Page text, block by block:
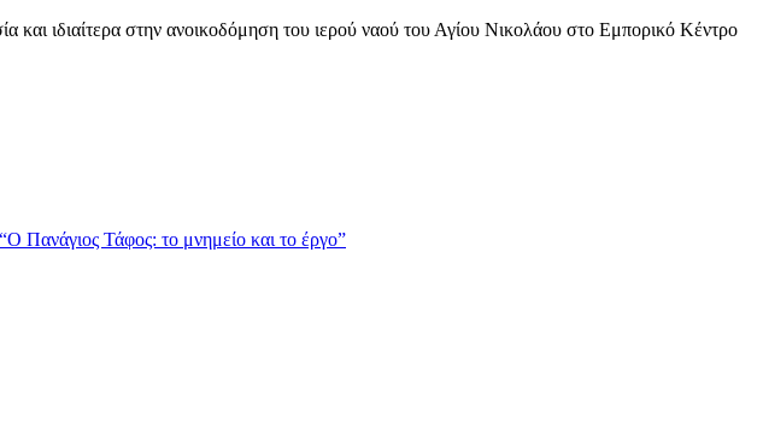
ιδιαίτερα στην ανοικοδόμηση του ιερού ναού του Αγίου Νικολάου στο Εμπορικό Κέντρο
Πανάγιος Τάφος: το μνημείο και το έργο”